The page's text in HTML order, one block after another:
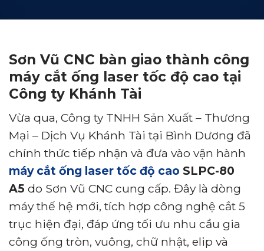
Sơn Vũ CNC bàn giao thành công
máy cắt ống laser tốc độ cao tại
Công ty Khánh Tài
Vừa qua, Công ty TNHH Sản Xuất – Thương
Mại – Dịch Vụ Khánh Tài tại Bình Dương đã
chính thức tiếp nhận và đưa vào vận hành
máy cắt ống laser tốc độ cao SLPC-80
A5 do Sơn Vũ CNC cung cấp. Đây là dòng
máy thế hệ mới, tích hợp công nghệ cắt 5
trục hiện đại, đáp ứng tối ưu nhu cầu gia
công ống tròn, vuông, chữ nhật, elip và